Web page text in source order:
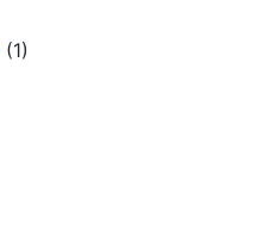
(1)